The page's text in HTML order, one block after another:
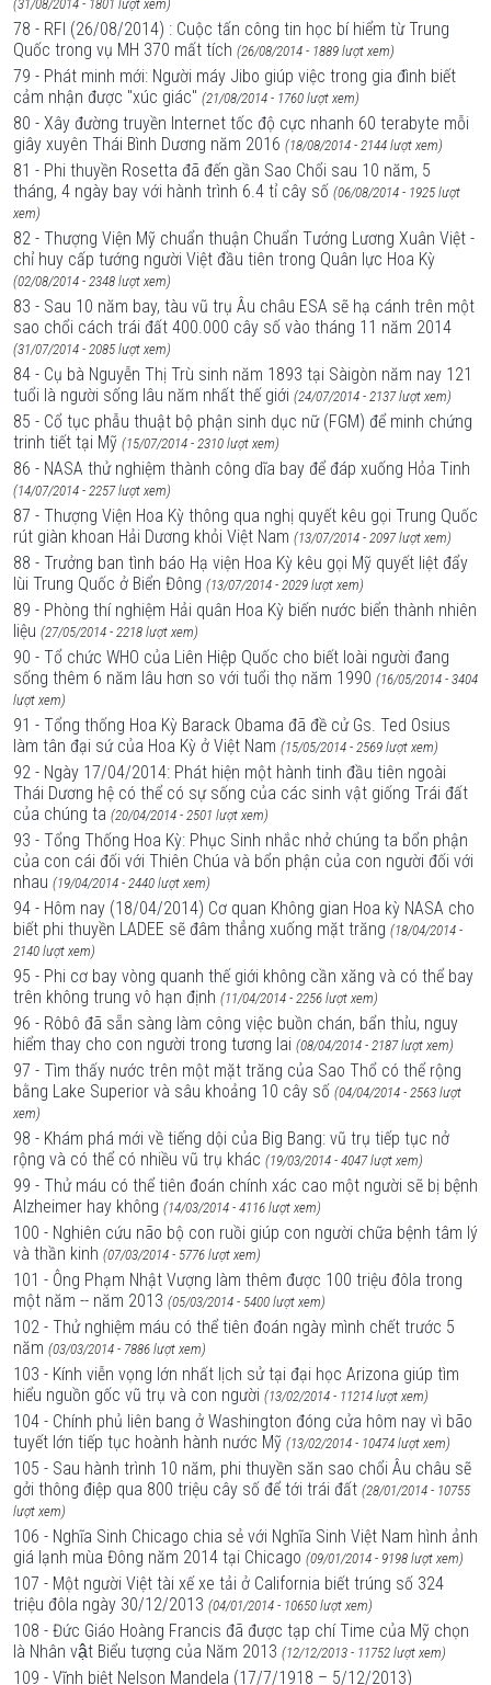
(31/08/2014 - 1801 lượt xem)
78 - RFI (26/08/2014) : Cuộc tấn công tin học bí hiểm từ Trung
Quốc trong vụ MH 370 mất tích (26/08/2014 - 1889 lượt xem)
79 - Phát minh mới: Người máy Jibo giúp việc trong gia đình biết
cảm nhận được "xúc giác" (21/08/2014 - 1760 lượt xem)
80 - Xây đường truyền Internet tốc độ cực nhanh 60 terabyte mỗi
giây xuyên Thái Bình Dương năm 2016 (18/08/2014 - 2144 lượt xem)
81 - Phi thuyền Rosetta đã đến gần Sao Chổi sau 10 năm, 5
tháng, 4 ngày bay với hành trình 6.4 tỉ cây số (06/08/2014 - 1925 lượt
xem)
82 - Thượng Viện Mỹ chuẩn thuận Chuẩn Tướng Lương Xuân Việt -
chỉ huy cấp tướng người Việt đầu tiên trong Quân lực Hoa Kỳ
(02/08/2014 - 2348 lượt xem)
83 - Sau 10 năm bay, tàu vũ trụ Âu châu ESA sẽ hạ cánh trên một
sao chổi cách trái đất 400.000 cây số vào tháng 11 năm 2014
(31/07/2014 - 2085 lượt xem)
84 - Cụ bà Nguyễn Thị Trù sinh năm 1893 tại Sàigòn năm nay 121
tuổi là người sống lâu năm nhất thế giới (24/07/2014 - 2137 lượt xem)
85 - Cổ tục phẫu thuật bộ phận sinh dục nữ (FGM) để minh chứng
trinh tiết tại Mỹ (15/07/2014 - 2310 lượt xem)
86 - NASA thử nghiệm thành công dĩa bay để đáp xuống Hỏa Tinh
(14/07/2014 - 2257 lượt xem)
87 - Thượng Viện Hoa Kỳ thông qua nghị quyết kêu gọi Trung Quốc
rút giàn khoan Hải Dương khỏi Việt Nam (13/07/2014 - 2097 lượt xem)
88 - Trưởng ban tình báo Hạ viện Hoa Kỳ kêu gọi Mỹ quyết liệt đẩy
lùi Trung Quốc ở Biển Đông (13/07/2014 - 2029 lượt xem)
89 - Phòng thí nghiệm Hải quân Hoa Kỳ biến nước biển thành nhiên
liệu (27/05/2014 - 2218 lượt xem)
90 - Tổ chức WHO của Liên Hiệp Quốc cho biết loài người đang
sống thêm 6 năm lâu hơn so với tuổi thọ năm 1990 (16/05/2014 - 3404
lượt xem)
91 - Tổng thống Hoa Kỳ Barack Obama đã đề cử Gs. Ted Osius
làm tân đại sứ của Hoa Kỳ ở Việt Nam (15/05/2014 - 2569 lượt xem)
92 - Ngày 17/04/2014: Phát hiện một hành tinh đầu tiên ngoài
Thái Dương hệ có thể có sự sống của các sinh vật giống Trái đất
của chúng ta (20/04/2014 - 2501 lượt xem)
93 - Tổng Thống Hoa Kỳ: Phục Sinh nhắc nhở chúng ta bổn phận
của con cái đối với Thiên Chúa và bổn phận của con người đối với
nhau (19/04/2014 - 2440 lượt xem)
94 - Hôm nay (18/04/2014) Cơ quan Không gian Hoa kỳ NASA cho
biết phi thuyền LADEE sẽ đâm thẳng xuống mặt trăng (18/04/2014 -
2140 lượt xem)
95 - Phi cơ bay vòng quanh thế giới không cần xăng và có thể bay
trên không trung vô hạn định (11/04/2014 - 2256 lượt xem)
96 - Rôbô đã sẵn sàng làm công việc buồn chán, bẩn thỉu, nguy
hiểm thay cho con người trong tương lai (08/04/2014 - 2187 lượt xem)
97 - Tìm thấy nước trên một mặt trăng của Sao Thổ có thể rộng
bằng Lake Superior và sâu khoảng 10 cây số (04/04/2014 - 2563 lượt
xem)
98 - Khám phá mới về tiếng dội của Big Bang: vũ trụ tiếp tục nở
rộng và có thể có nhiều vũ trụ khác (19/03/2014 - 4047 lượt xem)
99 - Thử máu có thể tiên đoán chính xác cao một người sẽ bị bệnh
Alzheimer hay không (14/03/2014 - 4116 lượt xem)
100 - Nghiên cứu não bộ con ruồi giúp con người chữa bệnh tâm lý
và thần kinh (07/03/2014 - 5776 lượt xem)
101 - Ông Phạm Nhật Vượng làm thêm được 100 triệu đôla trong
một năm -- năm 2013 (05/03/2014 - 5400 lượt xem)
102 - Thử nghiệm máu có thể tiên đoán ngày mình chết trước 5
năm (03/03/2014 - 7886 lượt xem)
103 - Kính viễn vọng lớn nhất lịch sử tại đại học Arizona giúp tìm
hiểu nguồn gốc vũ trụ và con người (13/02/2014 - 11214 lượt xem)
104 - Chính phủ liên bang ở Washington đóng cửa hôm nay vì bão
tuyết lớn tiếp tục hoành hành nước Mỹ (13/02/2014 - 10474 lượt xem)
105 - Sau hành trình 10 năm, phi thuyền săn sao chổi Âu châu sẽ
gởi thông điệp qua 800 triệu cây số để tới trái đất (28/01/2014 - 10755
lượt xem)
106 - Nghĩa Sinh Chicago chia sẻ với Nghĩa Sinh Việt Nam hình ảnh
giá lạnh mùa Đông năm 2014 tại Chicago (09/01/2014 - 9198 lượt xem)
107 - Một người Việt tài xế xe tải ở California biết trúng số 324
triệu đôla ngày 30/12/2013 (04/01/2014 - 10650 lượt xem)
108 - Đức Giáo Hoàng Francis đã được tạp chí Time của Mỹ chọn
là Nhân vật Biểu tượng của Năm 2013 (12/12/2013 - 11752 lượt xem)
109 - Vĩnh biệt Nelson Mandela (17/7/1918 – 5/12/2013)